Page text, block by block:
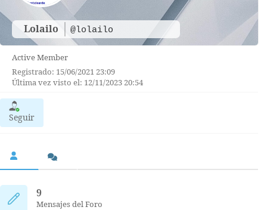
Lolailo @lolailo
Active Member
Registrado: 15/06/2021 23:09
Última vez visto el: 12/11/2023 20:54
Seguir
9
Mensajes del Foro